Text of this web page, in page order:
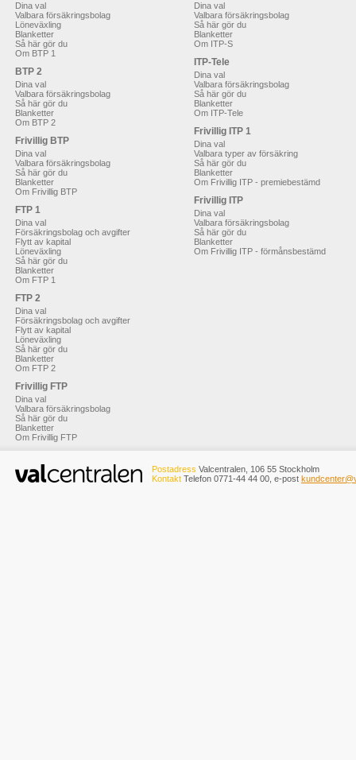
Dina val
Valbara försäkringsbolag
Löneväxling
Blanketter
Så här gör du
Om BTP 1
BTP 2
Dina val
Valbara försäkringsbolag
Så här gör du
Blanketter
Om BTP 2
Frivillig BTP
Dina val
Valbara försäkringsbolag
Så här gör du
Blanketter
Om Frivillig BTP
FTP 1
Dina val
Försäkringsbolag och avgifter
Flytt av kapital
Löneväxling
Så här gör du
Blanketter
Om FTP 1
FTP 2
Dina val
Försäkringsbolag och avgifter
Flytt av kapital
Löneväxling
Så här gör du
Blanketter
Om FTP 2
Frivillig FTP
Dina val
Valbara försäkringsbolag
Så här gör du
Blanketter
Om Frivillig FTP
Dina val
Valbara försäkringsbolag
Så här gör du
Blanketter
Om ITP-S
ITP-Tele
Dina val
Valbara försäkringsbolag
Så här gör du
Blanketter
Om ITP-Tele
Frivillig ITP 1
Dina val
Valbara typer av försäkring
Så här gör du
Blanketter
Om Frivillig ITP - premiebestämd
Frivillig ITP
Dina val
Valbara försäkringsbolag
Så här gör du
Blanketter
Om Frivillig ITP - förmånsbestämd
Postadress Valcentralen, 106 55 Stockholm
Kontakt Telefon 0771-44 44 00, e-post